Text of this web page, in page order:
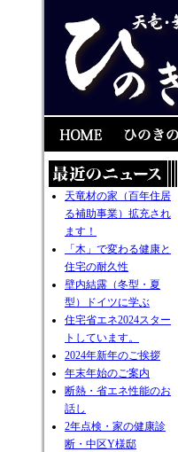
天竜材の家（百年住居
る補助事業）拡充され
ます！
「木」で変わる健康と
住宅の耐久性
壁内結露（冬型・夏
型）ドイツに学ぶ
住宅省エネ2024スター
トしています。
2024年新年のご挨拶
年末年始のご案内
断熱・省エネ性能のお
話し
2年点検・家の健康診
断・中区Y様邸